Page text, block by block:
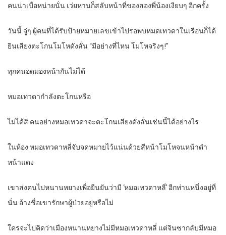
คนน่าเบื่อหน่ายนั่น เว่ยหานก็สลับหน้าที่ของสองพี่น้องเงียบๆ อีกครั้ง
วันนี้ จู่ๆ ผู้คนที่ได้รับป้ายหมายเลขเข้าไปรอพบหมดเทวดาในเรือนก็ได้
ยินเสียงตะโกนโมโหดังลั่น “มีอย่างที่ไหน โมโหจริงๆ!”
ทุกคนอดมองหน้ากันไม่ได้
หมอเทวดากำลังตะโกนหรือ
ไม่ได้สิ คนอย่างหมอเทวดาจะตะโกนเสียงดังลั่นเช่นนี้ได้อย่างไร
ในห้อง หมอเทวดาหลี่จับจดหมายไว้แน่นด้วยสีหน้าโมโหจนหน้าดำ
หน้าแดง
เขาส่งคนไปหนานหยางเพื่อยืนยันว่ามี ‘หมอเทวดาหลี่’ อีกท่านหนึ่งอยู่ที่
นั่น อ้างชื่อเขารักษาผู้ป่วยอยู่หรือไม่
ใครจะไปคิดว่าเมืองหนานหยางไม่มีหมอเทวดาหลี่ แต่จินซากลับมีหมอ